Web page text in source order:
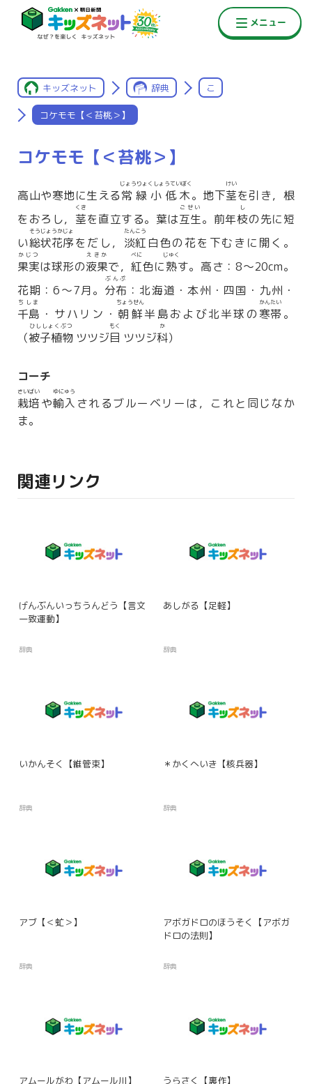
キッズネット 辞典 こ
コケモモ【＜苔桃＞】
コケモモ【＜苔桃＞】
高山や寒地に生える常緑小低木
じょうりょくしょうていぼく
。地下茎
けい
を引き，根
をおろし， 茎
くき
を直立する。葉は互生
ごせい
。前年枝
し
の先に短
い総状花序
そうじょうかじょ
をだし， 淡紅
たんこう
白色の花を下むきに開く。
果実
かじつ
は球形の液果
えきか
で， 紅
べに
色に熟
じゅく
す。高さ：8〜20cm。
花期：6〜7月。 分布
ぶんぷ
：北海道・本州・四国・九州・
千島
ちしま
・サハリン・ 朝鮮
ちょうせん
半島および北半球の寒帯
かんたい
。
（被子植物
ひししょくぶつ
ツツジ目
もく
ツツジ科
か
）
コーチ
栽培
さいばい
や輸入
ゆにゅう
されるブルーベリーは，これと同じなか
ま。
関連リンク
げんぶんいっちうんどう【言文
一致運動】
辞典
あしがる【足軽】
辞典
いかんそく【維管束】
辞典
＊かくへいき【核兵器】
辞典
アブ【＜虻＞】
辞典
アボガドロのほうそく【アボガ
ドロの法則】
辞典
アムールがわ【アムール川】 うらさく【裏作】